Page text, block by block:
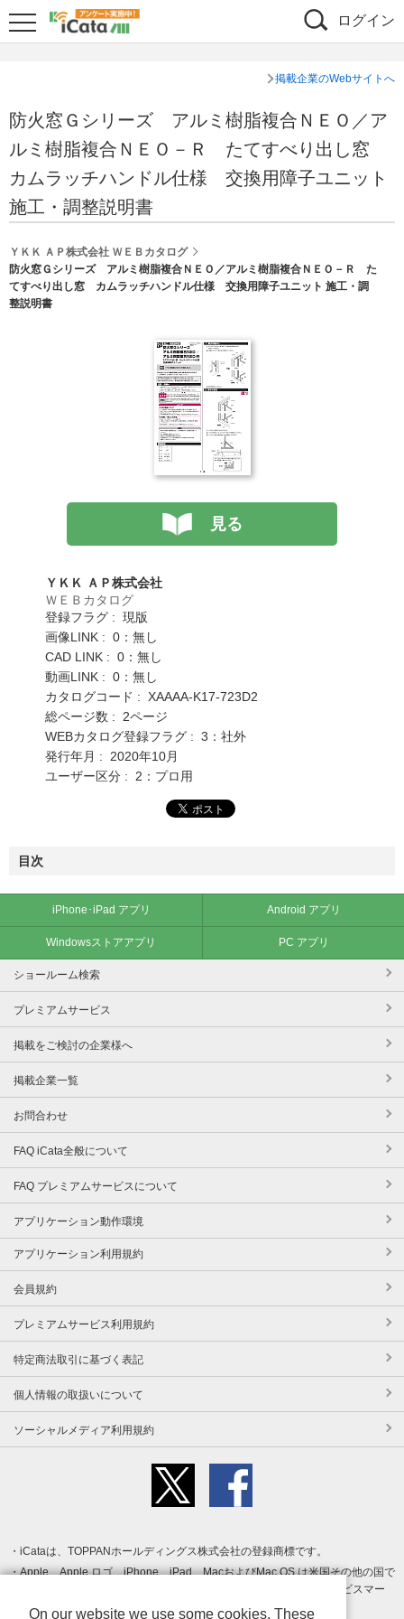
ログイン
掲載企業のWebサイトへ
防火窓Ｇシリーズ アルミ樹脂複合ＮＥＯ／ア
ルミ樹脂複合ＮＥＯ－Ｒ たてすべり出し窓
カムラッチハンドル仕様 交換用障子ユニット
施工・調整説明書
ＹＫＫ ＡＰ株式会社 ＷＥＢカタログ
防火窓Ｇシリーズ アルミ樹脂複合ＮＥＯ／アルミ樹脂複合ＮＥＯ－Ｒ た
てすべり出し窓 カムラッチハンドル仕様 交換用障子ユニット 施工・調
整説明書
見る
ＹＫＫ ＡＰ株式会社
ＷＥＢカタログ
登録フラグ : 現版
画像LINK : 0：無し
CAD LINK : 0：無し
動画LINK : 0：無し
カタログコード : XAAAA-K17-723D2
総ページ数 : 2ページ
WEBカタログ登録フラグ : 3：社外
発行年月 : 2020年10月
ユーザー区分 : 2：プロ用
目次
iPhone･iPad アプリ Android アプリ
Windowsストアアプリ PC アプリ
ショールーム検索
プレミアムサービス
掲載をご検討の企業様へ
掲載企業一覧
お問合わせ
FAQ iCata全般について
FAQ プレミアムサービスについて
アプリケーション動作環境
アプリケーション利用規約
会員規約
プレミアムサービス利用規約
特定商法取引に基づく表記
個人情報の取扱いについて
ソーシャルメディア利用規約
iCataは、TOPPANホールディングス株式会社の登録商標です。
Apple、Apple ロゴ、iPhone、iPad、MacおよびMac OS は米国その他の国で
登録された Apple Inc. の商標です。App Store は Apple Inc. のサービスマー
クです。
On our website we use some cookies. These